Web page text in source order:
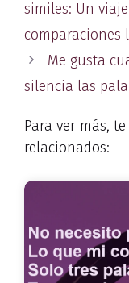
similes: Un
comparaciones
Me gusta
silencia las
Para ver más,
relacionados: